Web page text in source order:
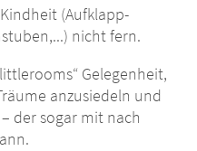
(Aufklapp-
nicht fern.
Gelegenheit,
anzusiedeln und
der sogar mit nach